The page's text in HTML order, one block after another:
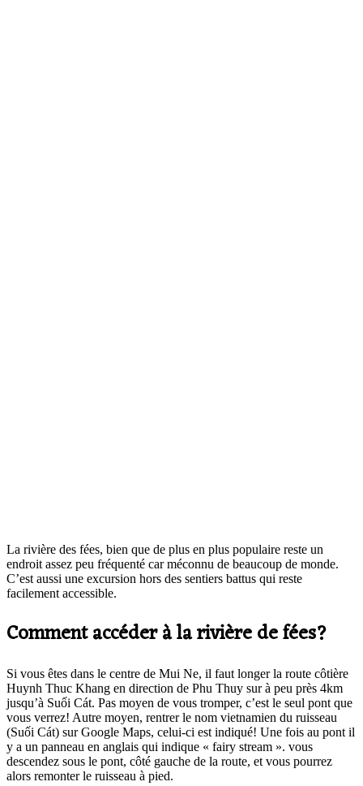
La rivière des fées, bien que de plus en plus populaire reste un
endroit assez peu fréquenté car méconnu de beaucoup de monde.
C’est aussi une excursion hors des sentiers battus qui reste
facilement accessible.
Comment accéder à la rivière de fées?
Si vous êtes dans le centre de Mui Ne, il faut longer la route côtière
Huynh Thuc Khang en direction de Phu Thuy sur à peu près 4km
jusqu’à Suối Cát. Pas moyen de vous tromper, c’est le seul pont que
vous verrez! Autre moyen, rentrer le nom vietnamien du ruisseau
(Suối Cát) sur Google Maps, celui-ci est indiqué! Une fois au pont il
y a un panneau en anglais qui indique « fairy stream ». vous
descendez sous le pont, côté gauche de la route, et vous pourrez
alors remonter le ruisseau à pied.